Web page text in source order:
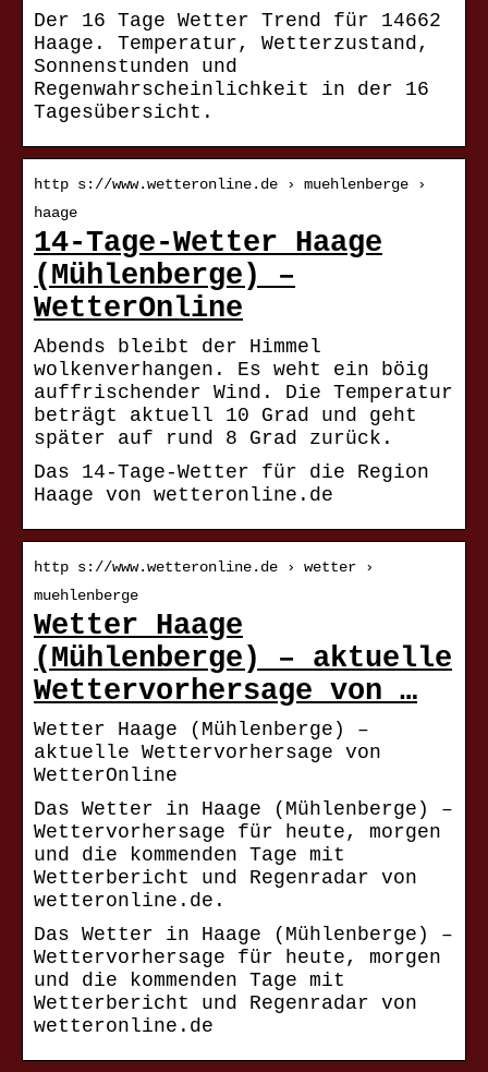
Der 16 Tage Wetter Trend für 14662
Haage. Temperatur, Wetterzustand,
Sonnenstunden und
Regenwahrscheinlichkeit in der 16
Tagesübersicht.
http s://www.wetteronline.de › muehlenberge ›
haage
14-Tage-Wetter Haage
(Mühlenberge) –
WetterOnline
Abends bleibt der Himmel
wolkenverhangen. Es weht ein böig
auffrischender Wind. Die Temperatur
beträgt aktuell 10 Grad und geht
später auf rund 8 Grad zurück.
Das 14-Tage-Wetter für die Region
Haage von wetteronline.de
http s://www.wetteronline.de › wetter ›
muehlenberge
Wetter Haage
(Mühlenberge) – aktuelle
Wettervorhersage von …
Wetter Haage (Mühlenberge) –
aktuelle Wettervorhersage von
WetterOnline
Das Wetter in Haage (Mühlenberge) –
Wettervorhersage für heute, morgen
und die kommenden Tage mit
Wetterbericht und Regenradar von
wetteronline.de.
Das Wetter in Haage (Mühlenberge) –
Wettervorhersage für heute, morgen
und die kommenden Tage mit
Wetterbericht und Regenradar von
wetteronline.de